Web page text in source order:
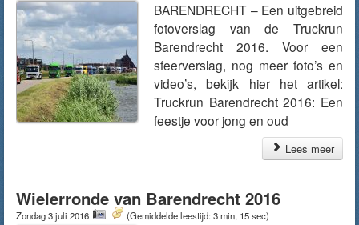
BARENDRECHT – Een uitgebreid
fotoverslag van de Truckrun
Barendrecht 2016. Voor een
sfeerverslag, nog meer foto’s en
video’s, bekijk hier het artikel:
Truckrun Barendrecht 2016: Een
feestje voor jong en oud
Lees meer
Wielerronde van Barendrecht 2016
Zondag 3 juli 2016 (Gemiddelde leestijd: 3 min, 15 sec)